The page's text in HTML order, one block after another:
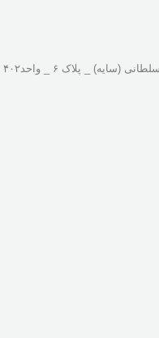
_ پلاک ۶ _ واحد۴۰۲